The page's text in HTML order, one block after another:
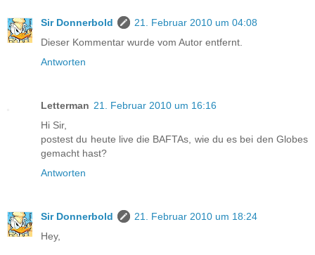
Sir Donnerbold
21. Februar 2010 um 04:08
Dieser Kommentar wurde vom Autor entfernt.
Antworten
Letterman 21. Februar 2010 um 16:16
Hi Sir,
postest du heute live die BAFTAs, wie du es bei den Globes
gemacht hast?
Antworten
Sir Donnerbold
21. Februar 2010 um 18:24
Hey,